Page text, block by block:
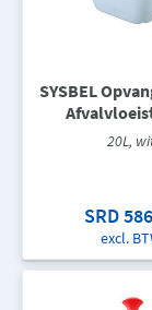
SYSBEL
20L,
SRD
excl.